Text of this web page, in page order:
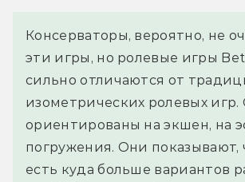
Консерваторы, вероятно, не
эти игры, но ролевые игры
сильно отличаются от
изометрических ролевых
ориентированы на экшен, на
погружения. Они показывают,
есть куда больше вариантов